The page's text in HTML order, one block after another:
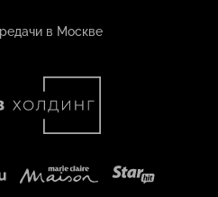
в Москве